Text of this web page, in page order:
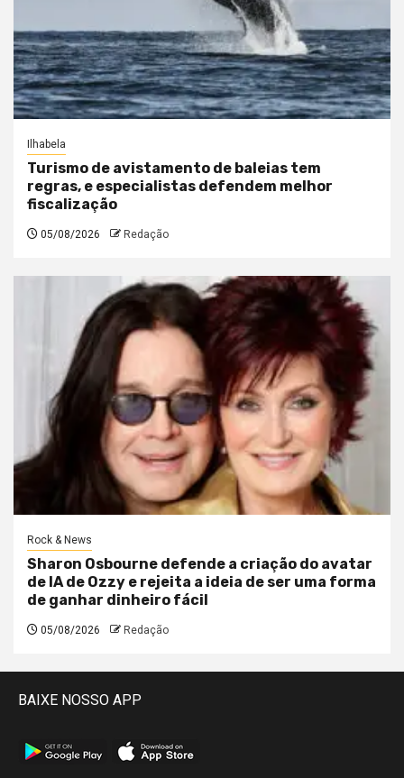
Ilhabela
Turismo de avistamento de baleias tem
regras, e especialistas defendem melhor
fiscalização
05/08/2026 Redação
Rock & News
Sharon Osbourne defende a criação do avatar
de IA de Ozzy e rejeita a ideia de ser uma forma
de ganhar dinheiro fácil
05/08/2026 Redação
BAIXE NOSSO APP